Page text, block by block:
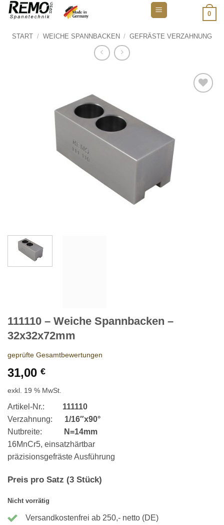
Zum
Inhalt
0
START / WEICHE SPANNBACKEN / GEFRÄSTE VERZAHNUNG
111110 – Weiche Spannbacken –
32x32x72mm
geprüfte Gesamtbewertungen
31,00 €
exkl. 19 % MwSt.
Artikel-Nr.: 111110
Verzahnung: 1/16″x90°
Nutbreite:
N=14mm
16MnCr5, einsatzhärtbar
präzisionsgefräste Ausführung
Preis pro Satz (3 Stück)
Nicht vorrätig
Versandkostenfrei ab 250,- netto (DE)